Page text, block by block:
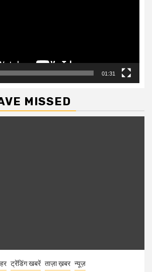
01:31
MISSED
ट्रेंडिंग खबरें ताज़ा ख़बर न्यूज़